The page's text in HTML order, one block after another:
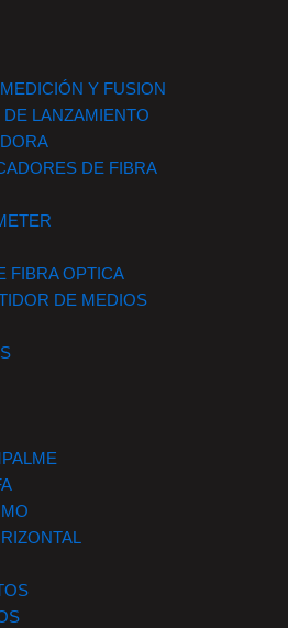
Y FUSION
DE LANZAMIENTO
DE FIBRA
FIBRA OPTICA
DE MEDIOS